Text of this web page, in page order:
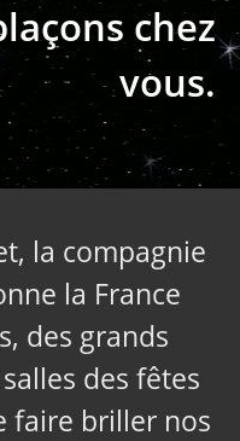
chez
vous.
la compagnie
la France
des grands
des fêtes
faire briller nos